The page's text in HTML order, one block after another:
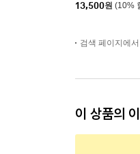
13,500원 (10%
검색 페이지에
이 상품의